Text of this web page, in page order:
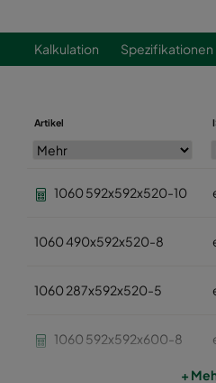
Kalkulation Spezifikationen
Artikel
1060 592x592x520-10
1060 490x592x520-8
1060 287x592x520-5
1060 592x592x600-8
+